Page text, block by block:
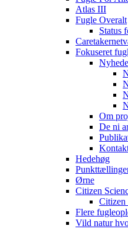
Atlas III
Fugle Overalt
Status
Fokuseret
Om
De ni
Hedehøg
Ørne
Citizen
Citizen
Flere
Vild natur